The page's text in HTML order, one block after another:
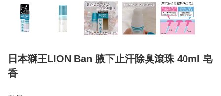
日本獅王LION Ban 腋下止汗除臭滾珠 40ml 皂
香